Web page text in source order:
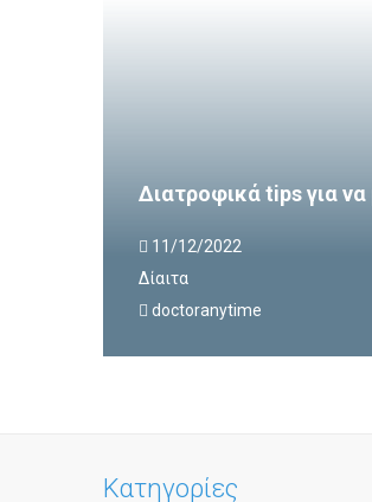
Διατροφικά tips για να
11/12/2022
Δίαιτα
doctoranytime
Κατηγορίες